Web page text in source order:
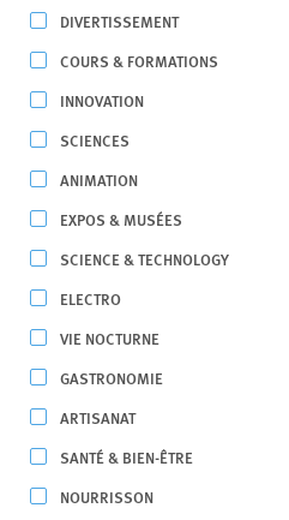
DIVERTISSEMENT
COURS & FORMATIONS
INNOVATION
SCIENCES
ANIMATION
EXPOS & MUSÉES
SCIENCE & TECHNOLOGY
ELECTRO
VIE NOCTURNE
GASTRONOMIE
ARTISANAT
SANTÉ & BIEN-ÊTRE
NOURRISSON